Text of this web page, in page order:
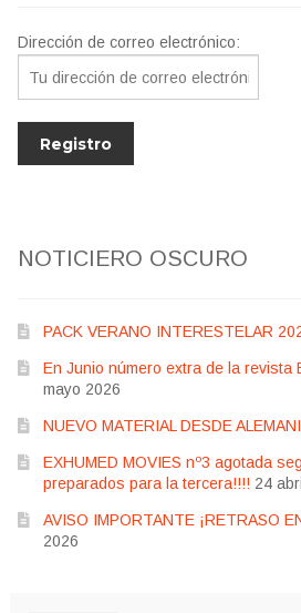
Dirección de correo electrónico:
NOTICIERO OSCURO
PACK VERANO INTERESTELAR
En Junio número extra de la revista
mayo 2026
NUEVO MATERIAL DESDE
EXHUMED MOVIES nº3 agotada
preparados para la tercera!!!! 24
AVISO IMPORTANTE ¡RETRASO
2026